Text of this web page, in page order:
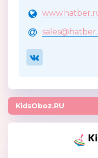
KidsOboz.RU